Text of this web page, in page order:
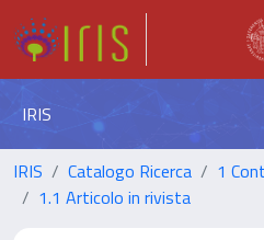
IRIS
IRIS Catalogo Ricerca
1
1.1 Articolo in rivista